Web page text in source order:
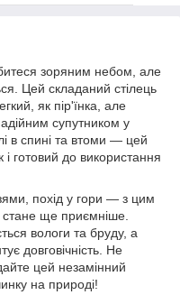
зоряним небом, але
Цей складаний стілець
як пір'їнка, але
супутником у
в спині та втоми — цей
і готовий до використання
похід у гори — з цим
ще приємніше.
вологи та бруду, а
довговічність. Не
цей незамінний
на природі!